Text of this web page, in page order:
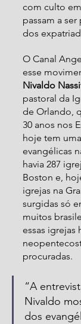
com culto
passam a
dos
O Canal
esse
Nivaldo
pastoral da
de Orlando,
30 anos nos
hoje tem
evangélicas
havia 287
Boston e,
igrejas na
surgidas só
muitos
essas igrejas
procuradas.
“A
Nivaldo
dos